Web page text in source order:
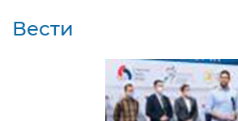
Вести